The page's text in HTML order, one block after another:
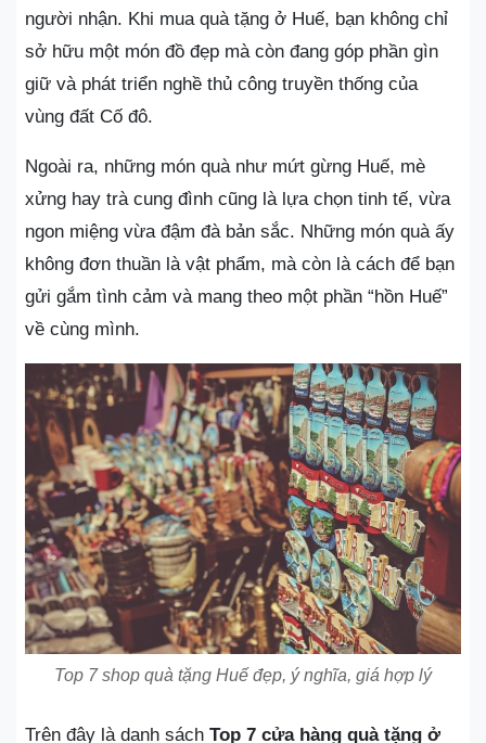
người nhận. Khi mua quà tặng ở Huế, bạn không chỉ
sở hữu một món đồ đẹp mà còn đang góp phần gìn
giữ và phát triển nghề thủ công truyền thống của
vùng đất Cố đô.
Ngoài ra, những món quà như mứt gừng Huế, mè
xửng hay trà cung đình cũng là lựa chọn tinh tế, vừa
ngon miệng vừa đậm đà bản sắc. Những món quà ấy
không đơn thuần là vật phẩm, mà còn là cách để bạn
gửi gắm tình cảm và mang theo một phần “hồn Huế”
về cùng mình.
Top 7 shop quà tặng Huế đẹp, ý nghĩa, giá hợp lý
Trên đây là danh sách Top 7 cửa hàng quà tặng ở